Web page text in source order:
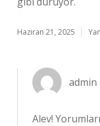
Haziran 21, 2025
admin
Alev!